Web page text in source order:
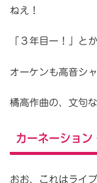
ねえ！
「３年目ー！」と
オーケンも高音シ
橘高作曲の、文句な
カーネーション
おお、これはライ